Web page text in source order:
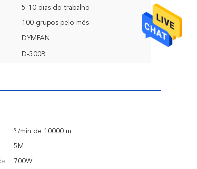
5-10 dias do trabalho
100 grupos pelo mês
DYMFAN
D-500B
³ /min de 10000 m
5M
700W